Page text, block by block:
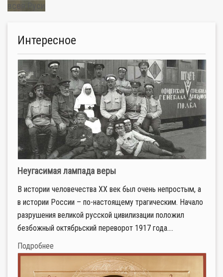
всея Руси
Интересное
Неугасимая лампада веры
В истории человечества ХХ век был очень непростым, а
в истории России – по-настоящему трагическим. Начало
разрушения великой русской цивилизации положил
безбожный октябрьский переворот 1917 года....
Подробнее